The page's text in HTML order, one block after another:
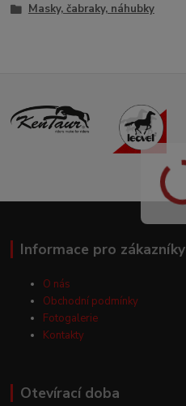
Masky, čabraky, náhubky
Informace pro zákazníky
O nás
Obchodní podmínky
Fotogalerie
Kontakty
Otevírací doba